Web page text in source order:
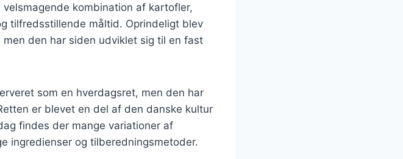
kombination af kartofler,
tilfredsstillende måltid. Oprindeligt blev
den har siden udviklet sig til en fast
som en hverdagsret, men den har
er blevet en del af den danske kultur
findes der mange variationer af
ingredienser og tilberedningsmetoder.